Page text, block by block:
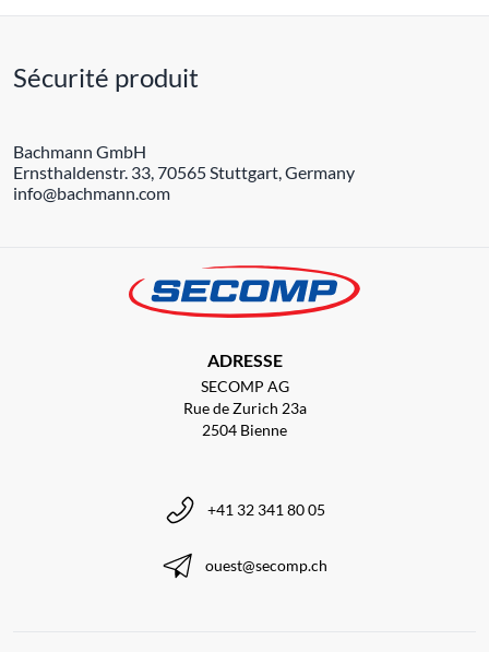
Sécurité produit
Bachmann GmbH
Ernsthaldenstr. 33, 70565 Stuttgart, Germany
info@bachmann.com
ADRESSE
SECOMP AG
Rue de Zurich 23a
2504 Bienne
+41 32 341 80 05
ouest@secomp.ch